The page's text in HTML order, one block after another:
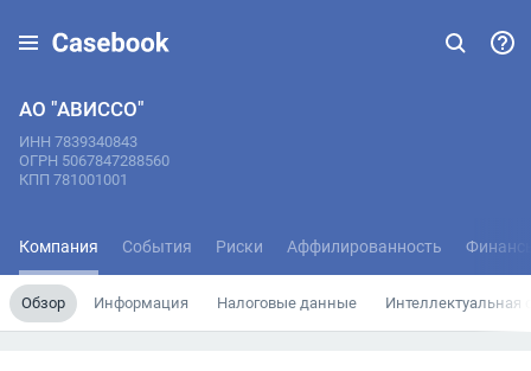
АО "АВИССО"
ИНН 7839340843
ОГРН 5067847288560
КПП 781001001
Компания События Риски Аффилированность
Обзор Информация Налоговые данные Интеллектуальная